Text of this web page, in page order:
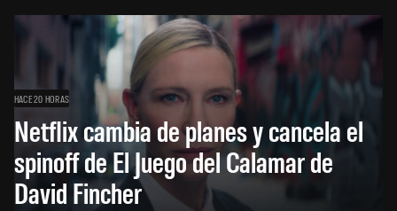
HACE 20 HORAS
Netflix cambia de planes y cancela el
spinoff de El Juego del Calamar de
David Fincher